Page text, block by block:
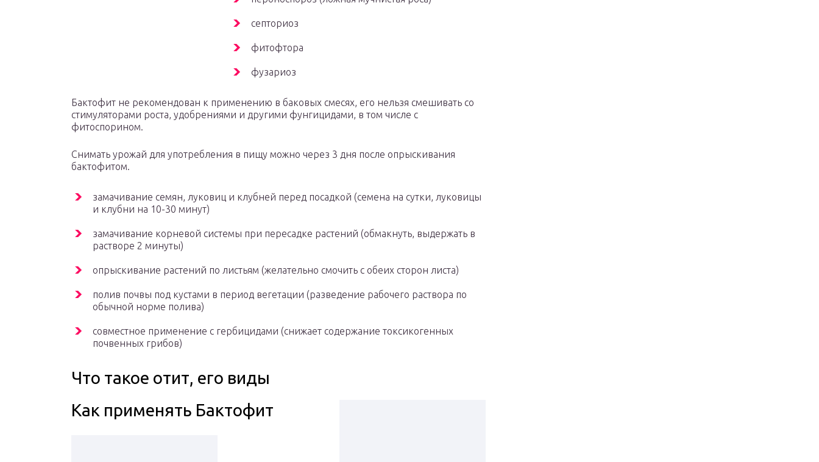
септориоз
фитофтора
фузариоз
Бактофит не рекомендован к применению в баковых смесях, его нельзя смешивать со
стимуляторами роста, удобрениями и другими фунгицидами, в том числе с
фитоспорином.
Снимать урожай для употребления в пищу можно через 3 дня после опрыскивания
бактофитом.
замачивание семян, луковиц и клубней перед посадкой (семена на сутки, луковицы
и клубни на 10-30 минут)
замачивание корневой системы при пересадке растений (обмакнуть, выдержать в
растворе 2 минуты)
опрыскивание растений по листьям (желательно смочить с обеих сторон листа)
полив почвы под кустами в период вегетации (разведение рабочего раствора по
обычной норме полива)
совместное применение с гербицидами (снижает содержание токсикогенных
почвенных грибов)
Что такое отит, его виды
Как применять Бактофит